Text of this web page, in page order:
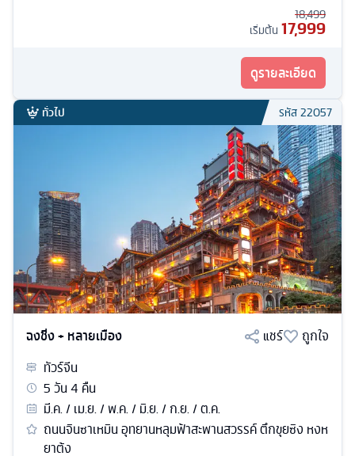
18,499
เริ่มต้น 17,999
ดูรายละเอียด
ทั่วไป รหัส22057
ฉงชิ่ง + หลายเมือง แชร์
ถูกใจ
ทัวร์จีน
5วัน4 คืน
มี.ค. / เม.ย. / พ.ค. / มิ.ย. / ก.ย. / ต.ค.
ถนนจินซาเหมิน อุทยานหลุมฟ้าสะพานสวรรค์ ตึกขุยซิง หงห
ยาต้ง